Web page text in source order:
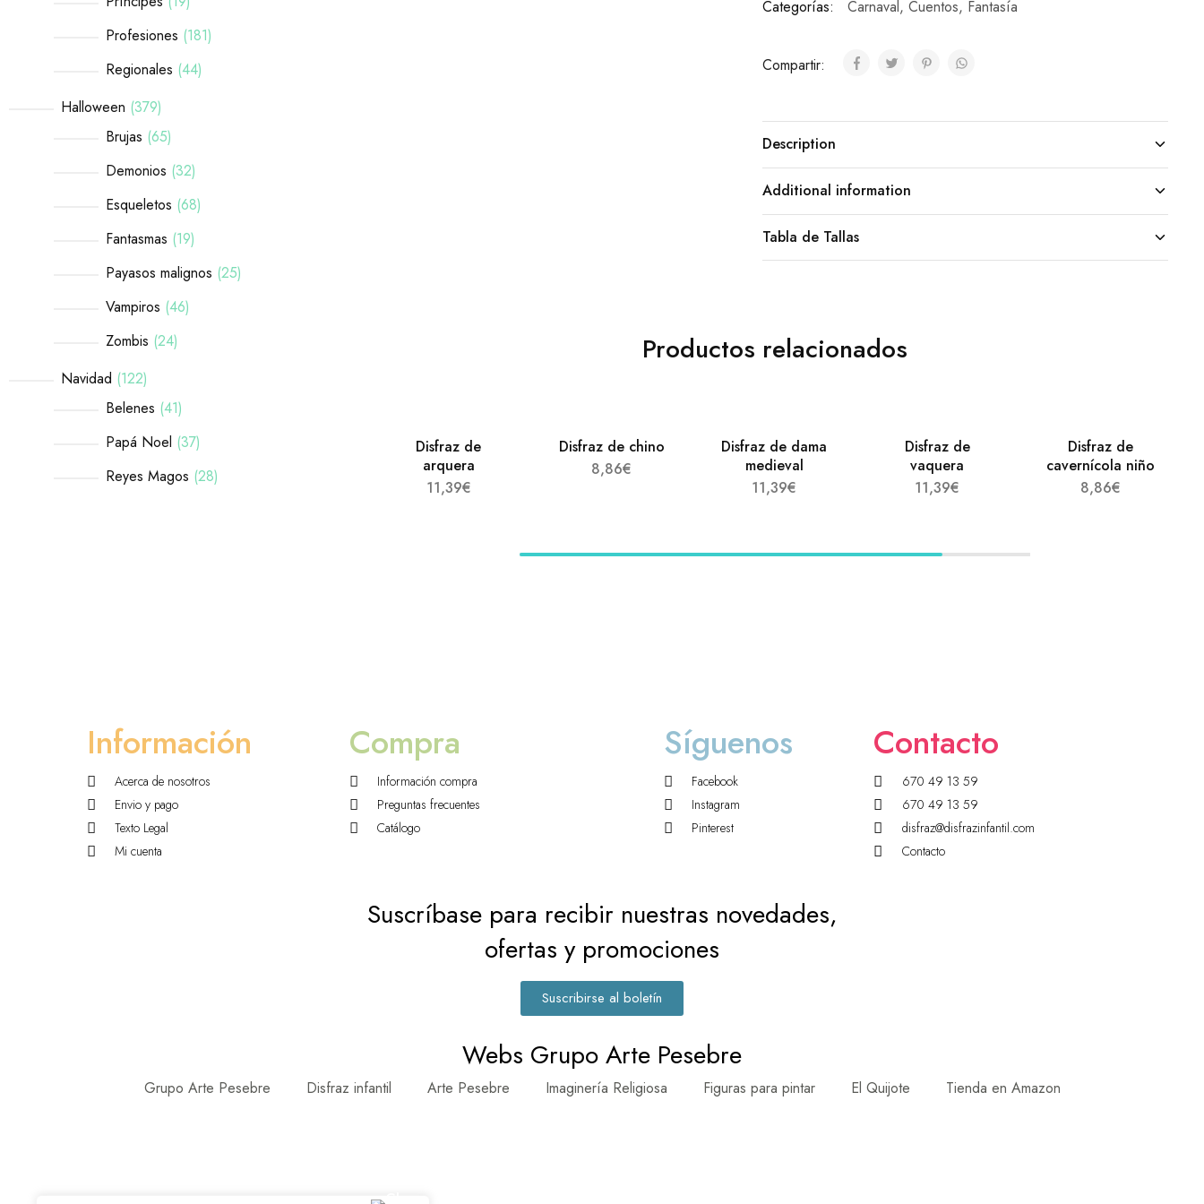
Categorías: Carnaval, Cuentos, Fantasía
Compartir:
Description
Additional information
Tabla de Tallas
Productos relacionados
Disfraz de
arquera
11,39€
Disfraz de chino
8,86€
Disfraz de dama
medieval
11,39€
Disfraz de
vaquera
11,39€
Disfraz de
cavernícola niño
8,86€
Profesiones 181
Regionales 44
Halloween 379
Brujas 65
Demonios 32
Esqueletos 68
Fantasmas 19
Payasos malignos 25
Vampiros 46
Zombis 24
Navidad 122
Belenes 41
Papá Noel 37
Reyes Magos 28
Información
Acerca de nosotros
Envio y pago
Texto Legal
Mi cuenta
Compra
Información compra
Preguntas frecuentes
Catálogo
Síguenos
Facebook
Instagram
Pinterest
Contacto
670 49 13 59
670 49 13 59
disfraz@disfrazinfantil.com
Contacto
Suscríbase para recibir nuestras novedades,
ofertas y promociones
Suscribirse al boletín
Webs Grupo Arte Pesebre
Grupo Arte Pesebre Disfraz infantil Arte Pesebre Imaginería Religiosa Figuras para pintar El Quijote Tienda en Amazon